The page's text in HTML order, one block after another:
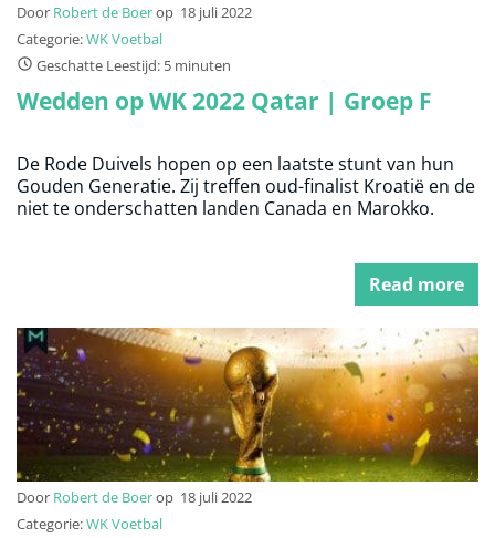
Door Robert de Boerop 18 juli 2022
Categorie:WK Voetbal
Geschatte Leestijd: 5 minuten
Wedden op WK 2022 Qatar | Groep F
De Rode Duivels hopen op een laatste stunt van hun
Gouden Generatie. Zij treffen oud-finalist Kroatië en de
niet te onderschatten landen Canada en Marokko.
Read more
Door Robert de Boerop 18 juli 2022
Categorie:WK Voetbal